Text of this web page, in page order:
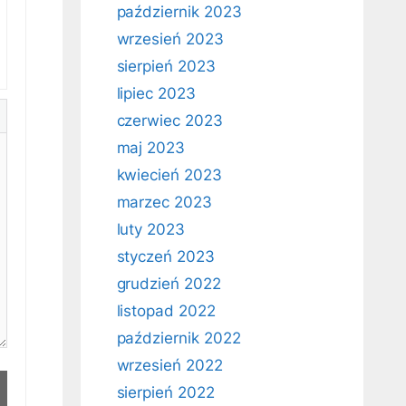
październik 2023
wrzesień 2023
sierpień 2023
lipiec 2023
czerwiec 2023
maj 2023
kwiecień 2023
marzec 2023
luty 2023
styczeń 2023
grudzień 2022
listopad 2022
październik 2022
wrzesień 2022
sierpień 2022